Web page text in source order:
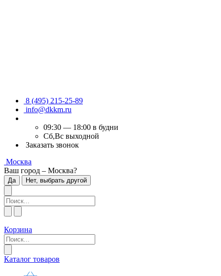
8 (495) 215-25-89
info@dkkm.ru
09:30 — 18:00 в будни
Сб,Вс выходной
Заказать звонок
Москва
Ваш город – Москва?
Да Нет, выбрать другой
Корзина
Каталог товаров